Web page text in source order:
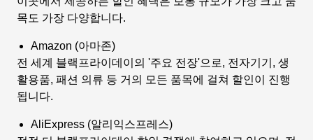
목도 가장 다양합니다.
Amazon (아마존)
전 세계 블랙프라이데이의 '주요 전장'으로, 전자기기, 생
활용품, 패션 의류 등 거의 모든 품목에 걸쳐 할인이 진행
됩니다.
AliExpress (알리익스프레스)